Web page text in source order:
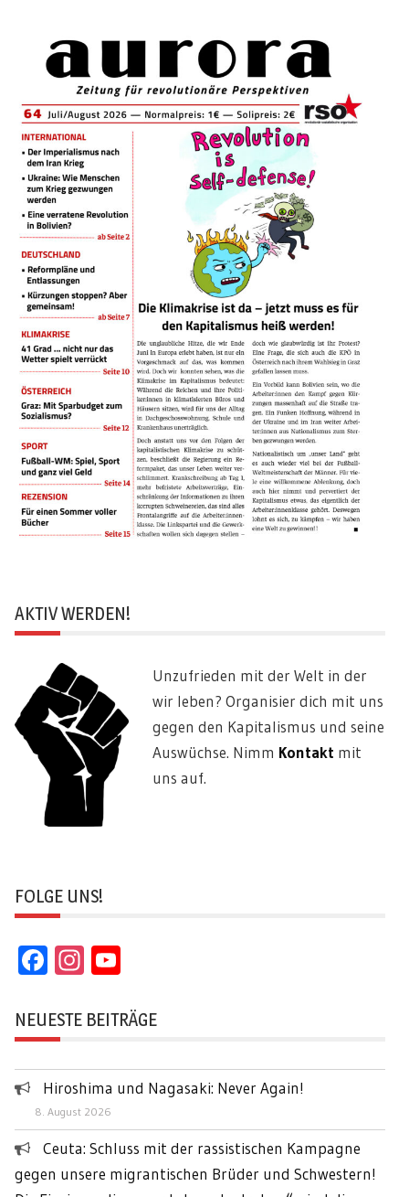
AKTIV WERDEN!
Unzufrieden mit der Welt in der
wir leben? Organisier dich mit uns
gegen den Kapitalismus und seine
Auswüchse. Nimm Kontakt mit
uns auf.
FOLGE UNS!
Facebook
Instagram
NEUESTE BEITRÄGE
Hiroshima und Nagasaki: Never Again!
8. August 2026
Ceuta: Schluss mit der rassistischen Kampagne
gegen unsere migrantischen Brüder und Schwestern!